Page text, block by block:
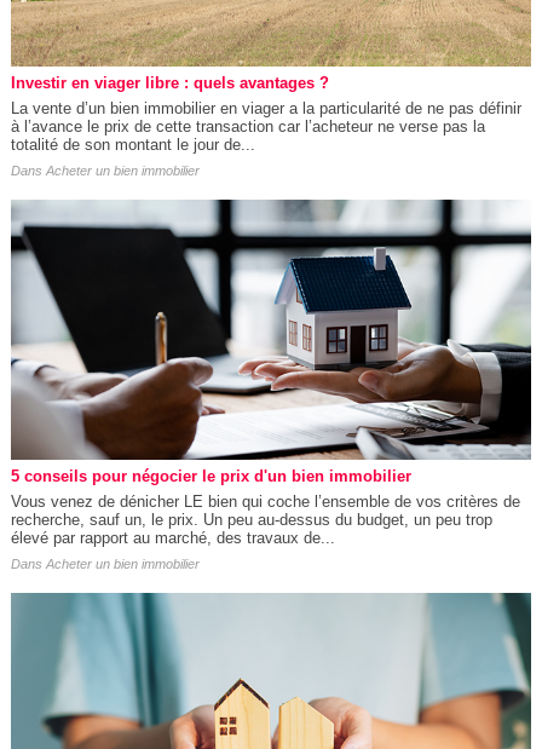
Investir en viager libre : quels avantages ?
La vente d’un bien immobilier en viager a la particularité de ne pas définir
à l’avance le prix de cette transaction car l’acheteur ne verse pas la
totalité de son montant le jour de...
Dans Acheter un bien immobilier
5 conseils pour négocier le prix d'un bien immobilier
Vous venez de dénicher LE bien qui coche l’ensemble de vos critères de
recherche, sauf un, le prix. Un peu au-dessus du budget, un peu trop
élevé par rapport au marché, des travaux de...
Dans Acheter un bien immobilier